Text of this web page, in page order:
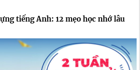
tiếng Anh: 12 mẹo học nhớ lâu